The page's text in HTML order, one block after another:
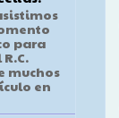
para
muchos
en